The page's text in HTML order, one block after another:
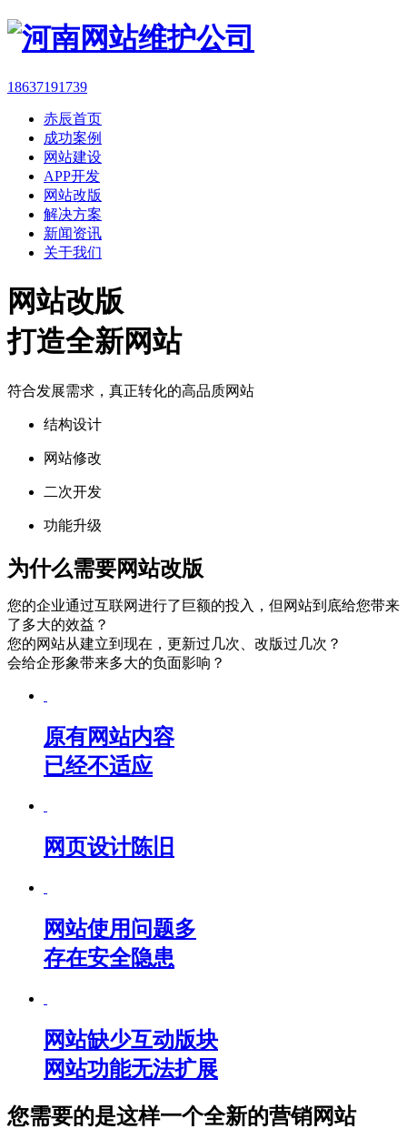
18637191739
赤辰首页
成功案例
网站建设
APP开发
网站改版
解决方案
新闻资讯
关于我们
网站改版
打造全新网站
符合发展需求，真正转化的高品质网站
结构设计
网站修改
二次开发
功能升级
为什么需要网站改版
您的企业通过互联网进行了巨额的投入，但网站到底给您带来
了多大的效益？
您的网站从建立到现在，更新过几次、改版过几次？
会给企形象带来多大的负面影响？
原有网站内容
已经不适应
网页设计陈旧
网站使用问题多
存在安全隐患
网站缺少互动版块
网站功能无法扩展
您需要的是这样一个全新的营销网站